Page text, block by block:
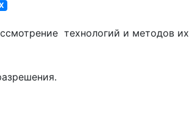
технологий и методов их